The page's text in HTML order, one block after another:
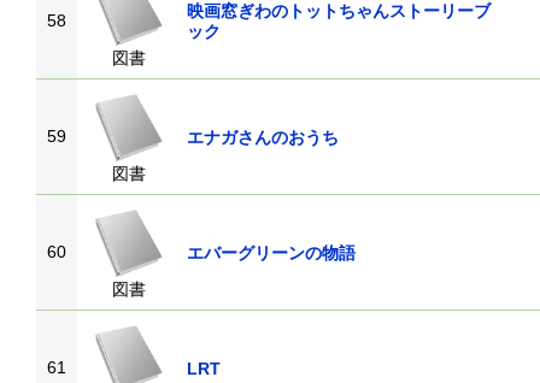
58
図書
映画窓ぎわのトットちゃんストーリーブ
ック
59
図書
エナガさんのおうち
60
図書
エバーグリーンの物語
61
LRT